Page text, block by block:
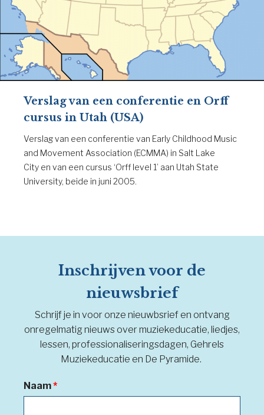
Verslag van een conferentie en Orff
cursus in Utah (USA)
Verslag van een conferentie van Early Childhood Music
and Movement Association (ECMMA) in Salt Lake
City en van een cursus ‘Orff level 1’ aan Utah State
University, beide in juni 2005.
Inschrijven voor de
nieuwsbrief
Schrijf je in voor onze nieuwbsrief en ontvang
onregelmatig nieuws over muziekeducatie, liedjes,
lessen, professionaliseringsdagen, Gehrels
Muziekeducatie en De Pyramide.
Naam*